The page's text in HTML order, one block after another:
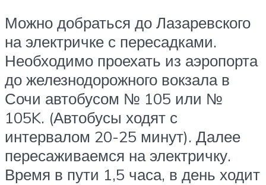
Можно добраться до Лазаревского
на электричке с пересадками.
Необходимо проехать из аэропорта
до железнодорожного вокзала в
Сочи автобусом № 105 или №
105K. (Автобусы ходят с
интервалом 20-25 минут). Далее
пересаживаемся на электричку.
Время в пути 1,5 часа, в день ходит